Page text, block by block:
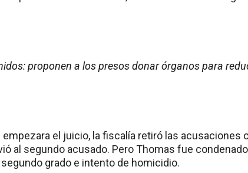
proponen a los presos donar órganos para
empezara el juicio, la fiscalía retiró las
al segundo acusado. Pero Thomas fue
grado e intento de homicidio.